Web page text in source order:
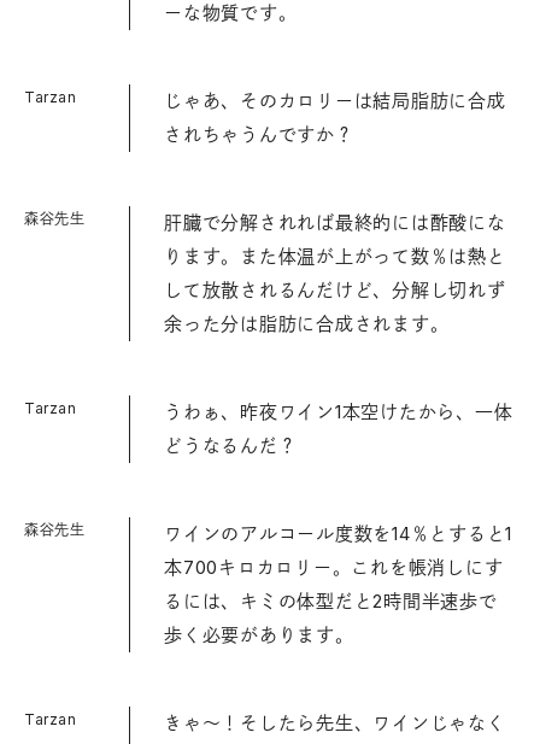
ーな物質です。
Tarzan
じゃあ、そのカロリーは結局脂肪に合成
されちゃうんですか？
森谷先生
肝臓で分解されれば最終的には酢酸にな
ります。また体温が上がって数％は熱と
して放散されるんだけど、分解し切れず
余った分は脂肪に合成されます。
Tarzan
うわぁ、昨夜ワイン1本空けたから、一体
どうなるんだ？
森谷先生
ワインのアルコール度数を14％とすると1
本700キロカロリー。これを帳消しにす
るには、キミの体型だと2時間半速歩で
歩く必要があります。
Tarzan
きゃ〜！そしたら先生、ワインじゃなく